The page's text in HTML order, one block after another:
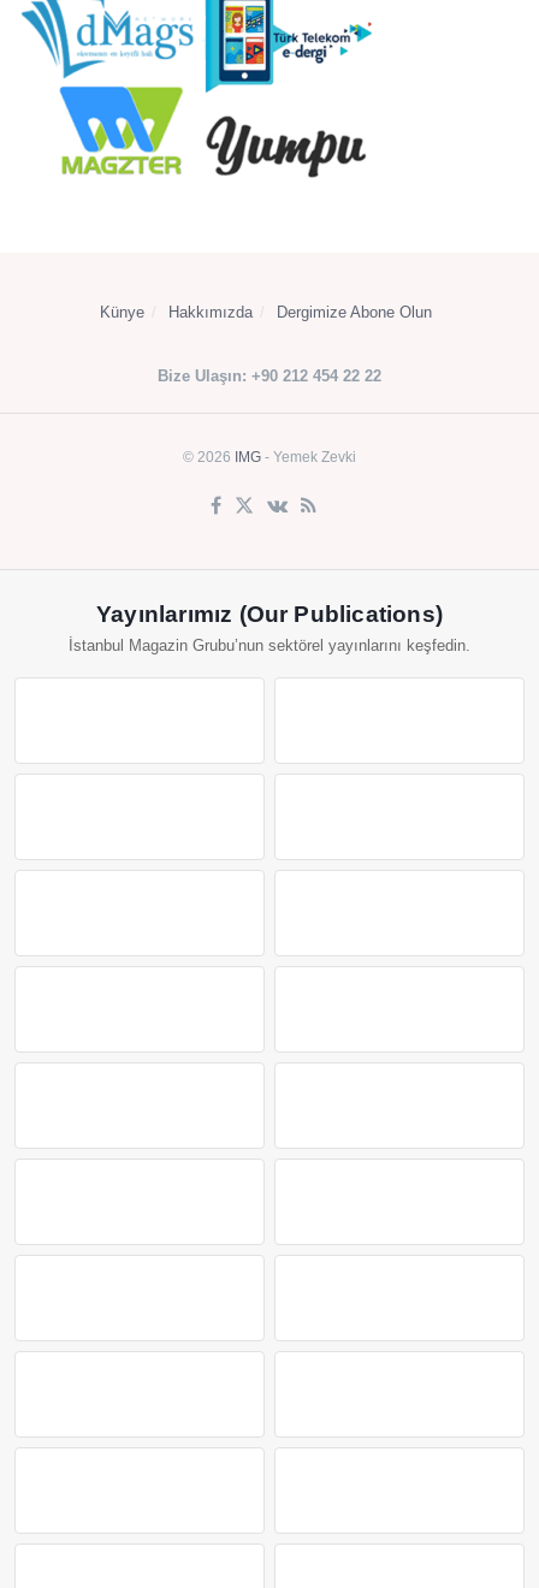
Künye Hakkımızda Dergimize Abone Olun
Bize Ulaşın: +90 212 454 22 22
© 2026 IMG - Yemek Zevki
Yayınlarımız (Our Publications)
İstanbul Magazin Grubu’nun sektörel yayınlarını keşfedin.